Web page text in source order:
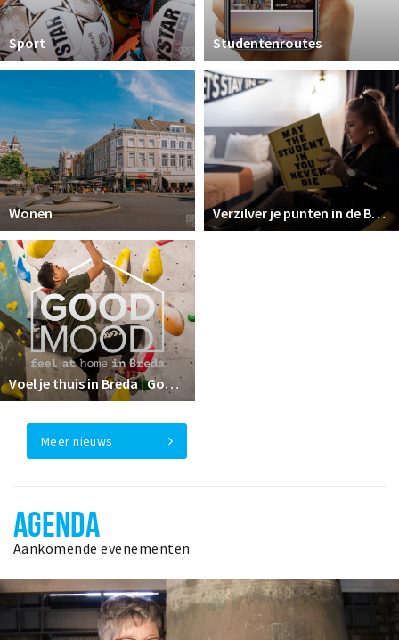
Sport Studentenroutes
Wonen Verzilver je punten in de Breda Student Shop
Voel je thuis in Breda | GoodMood
Meer nieuws
AGENDA
Aankomende evenementen